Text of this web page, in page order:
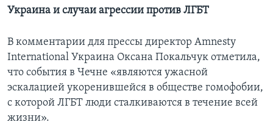
Украина и случаи агрессии против ЛГБТ
В комментарии для прессы директор Amnesty
International Украина Оксана Покальчук отметила,
что события в Чечне «являются ужасной
эскалацией укоренившейся в обществе гомофобии,
с которой ЛГБТ люди сталкиваются в течение всей
жизни».